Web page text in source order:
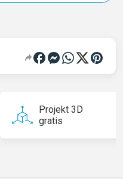
Projekt 3D
gratis